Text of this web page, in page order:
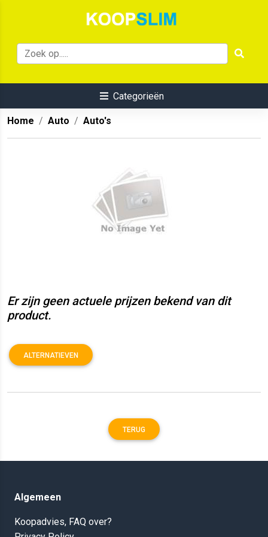
Categorieën
Home Auto Auto's
Er zijn geen actuele prijzen bekend van dit
product.
ALTERNATIEVEN
TERUG
Algemeen
Koopadvies, FAQ over?